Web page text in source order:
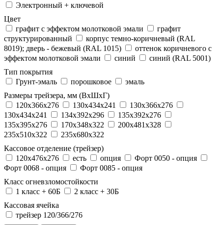
Электронный + ключевой
Цвет
графит с эффектом молотковой эмали
графит
структурированный
корпус темно-коричневый (RAL
8019); дверь - бежевый (RAL 1015)
оттенок коричневого с
эффектом молотковой эмали
синий
синий (RAL 5001)
Тип покрытия
Грунт-эмаль
порошковое
эмаль
Размеры трейзера, мм (ВхШхГ)
120x366x276
130x434x241
130х366х276
130х434х241
134x392x296
135x392x276
135x395x276
170x348x322
200x481x328
235x510x322
235x680x322
Кассовое отделение (трейзер)
120х476х276
есть опция
Форт 0050 - опция
Форт 0068 - опция
Форт 0085 - опция
Класс огневзломостойкости
1 класс + 60Б
2 класс + 30Б
Кассовая ячейка
трейзер 120/366/276